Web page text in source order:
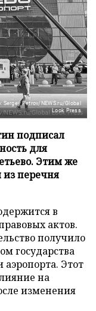
Sergey Petrov/NEWS.ru/Global
Look Press
подписал
для
Этим же
из перечня
в
актов.
получило
государства
Этот
на
изменения